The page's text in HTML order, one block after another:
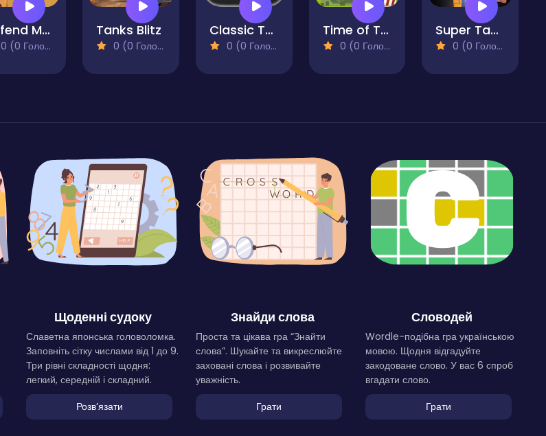
Defend Military Base
0 (0 Голосів)
Tanks Blitz
0 (0 Голосів)
Classic Tank Wars Extreme HD
0 (0 Голосів)
Time of Tanks
0 (0 Голосів)
Super Tank Battle
0 (0 Голосів)
Щоденні судоку
Славетна японська головоломка.
Заповніть сітку числами від 1 до 9.
Три рівні складності щодня:
легкий, середній і складний.
Розвʼязати
Знайди слова
Проста та цікава гра “Знайти
слова”. Шукайте та викреслюйте
заховані слова і розвивайте
уважність.
Грати
Словодей
Wordle-подібна гра українською
мовою. Щодня відгадуйте
закодоване слово. У вас 6 спроб
вгадати слово.
Грати